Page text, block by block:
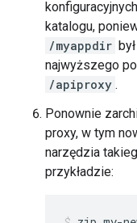
katalogu,
/myappdir
najwyższego
/apiproxy .
Ponownie
proxy, w tym
narzędzia
przykładzie: